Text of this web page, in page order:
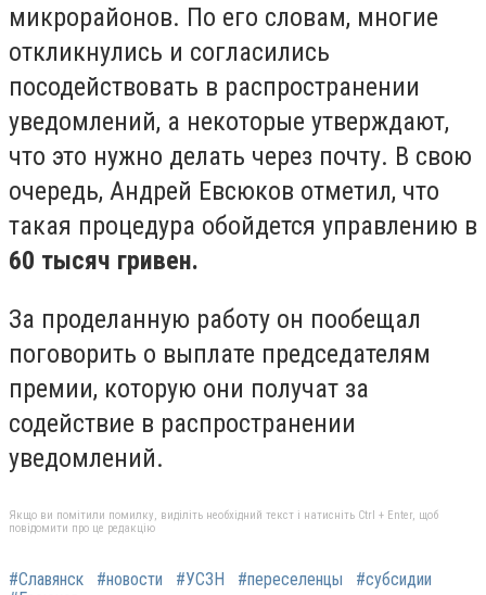
микрорайонов. По его словам, многие
откликнулись и согласились
посодействовать в распространении
уведомлений, а некоторые утверждают,
что это нужно делать через почту. В свою
очередь, Андрей Евсюков отметил, что
такая процедура обойдется управлению в
60 тысяч гривен.
За проделанную работу он пообещал
поговорить о выплате председателям
премии, которую они получат за
содействие в распространении
уведомлений.
Якщо ви помітили помилку, виділіть необхідний текст і натисніть Ctrl + Enter, щоб
повідомити про це редакцію
#Славянск #новости #УСЗН #переселенцы
#субсидии